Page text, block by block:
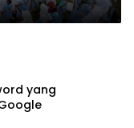
yang